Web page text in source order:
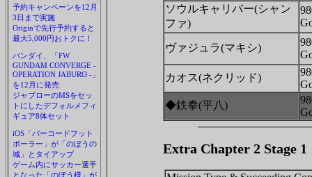
予約キャンペーンを12月
3日まで実施
Originで先行予約すると
最大5,000円おトクに！
バンダイ、「FW
GUNDAM CONVERGE -
OPERATION JABURO -」
を12月に発売
ジャブローのMSをセッ
トにしたデフォルメフィ
ギュア8体セット
iOS「バーコードフット
ボーラー」が「のぼうの
城」とタイアップ
ゲーム内にサッカー選手
となった「のぼう様」が
ソウルキャリバー(シャン
ファ)
ヴァジュラ(マキシ)
カオス(ネクリッド)
◆鉄拳(平八)
Extra Chapter 2 Stage